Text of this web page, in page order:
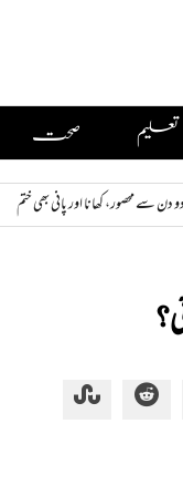
تعلیم صحت
کھانا اور پانی بھی ختم